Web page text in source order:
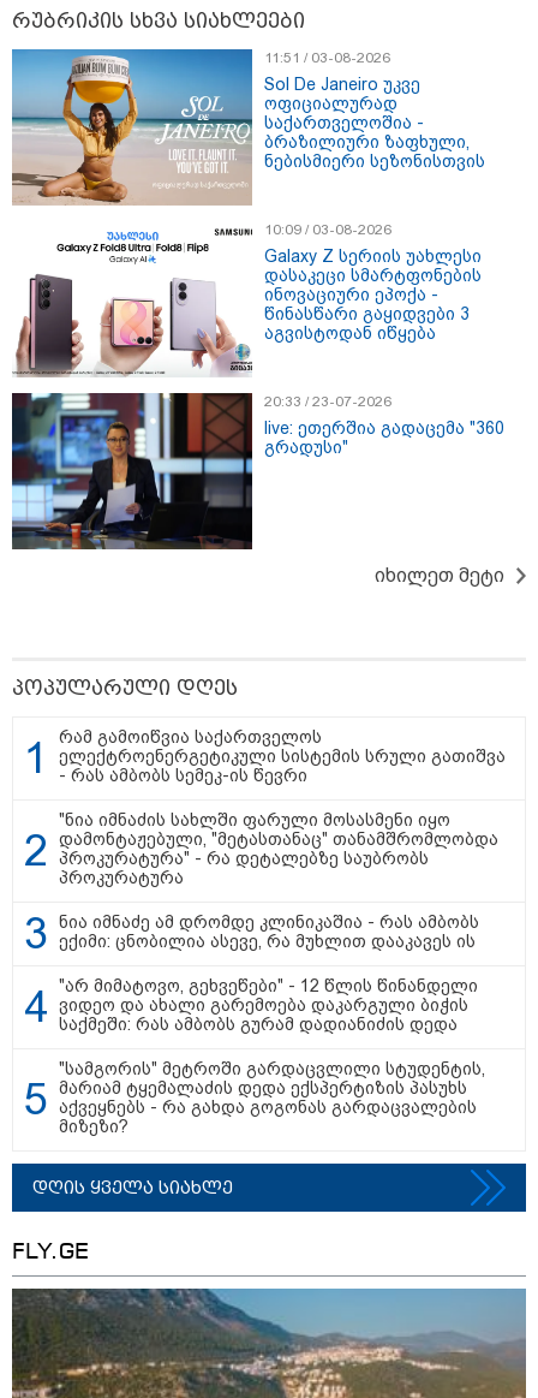
15:42 / 07-08-2026
"საიდან იცის, მან სინამდვილეში რა
ხდებოდა... აფხაზეთის ომში თუ არ
ვცდები სამჯერ არის ნამყოფი, არც
ერთხელ 10 დღეს არ ცდებოდა" - გია
ყარყარაშვილი გიორგი ბარამიძის
განცხადებაზე
10:58 / 06-08-2026
"დადგება დრო და თქვენი
დღევანდელი "პოსტაობა"
საკუთარ თავთან
შეგარცხვენთ... თქვენი
შეცდომა არის დანაშაულის
ტოლფასი" - ეკა კუპატაძე ნანუკა
ჟორჟოლიანს
"მამის მიერ ცოტნესთვის
დატოვებულ სახლში
თვითნებურად ცხოვრობს
"4 დღე უწყლოდ და უპუროდ
გაატარეს, მათ სიცოცხლე
დავუბრუნეთ" - ქართველი
მეზღვაური წერს, რომ 36
მიგრანტი, მათ შორის, ორსული
გოგონა გადაარჩინა
გამომდინარე, მართებულად
მიგვაჩნია, რომ ადამიანის
ეს მგლოვიარეს ისეთი
სიყვარულითა უნდა ავუხსნათ,
რომ შფოთვა არ დაიბადოს" -
დედა სიდონია
კატეგორიის ყველა სიახლე
მკითხველის რჩევით
რუბრიკის სხვა სიახლეები
11:51 / 03-08-2026
Sol De Janeiro უკვე
ოფიციალურად
საქართველოშია -
ბრაზილიური ზაფხული,
ნებისმიერი სეზონისთვის
10:09 / 03-08-2026
Galaxy Z სერიის უახლესი
დასაკეცი სმარტფონების
ინოვაციური ეპოქა -
წინასწარი გაყიდვები 3
აგვისტოდან იწყება
20:33 / 23-07-2026
live: ეთერშია გადაცემა "360
გრადუსი"
იხილეთ მეტი
პოპულარული დღეს
რამ გამოიწვია საქართველოს
ელექტროენერგეტიკული სისტემის სრული გათიშვა
- რას ამბობს სემეკ-ის წევრი
"ნია იმნაძის სახლში ფარული მოსასმენი იყო
დამონტაჟებული, "მეტასთანაც" თანამშრომლობდა
პროკურატურა" - რა დეტალებზე საუბრობს
პროკურატურა
ნია იმნაძე ამ დრომდე კლინიკაშია - რას ამბობს
ექიმი: ცნობილია ასევე, რა მუხლით დააკავეს ის
"არ მიმატოვო, გეხვეწები" - 12 წლის წინანდელი
ვიდეო და ახალი გარემოება დაკარგული ბიჭის
საქმეში: რას ამბობს გურამ დადიანიძის დედა
"სამგორის" მეტროში გარდაცვლილი სტუდენტის,
მარიამ ტყემალაძის დედა ექსპერტიზის პასუხს
აქვეყნებს - რა გახდა გოგონას გარდაცვალების
მიზეზი?
დღის ყველა სიახლე
FLY.GE